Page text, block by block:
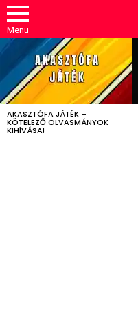
Menu
LATEST
STORIES
AKASZTÓFA JÁTÉK –
KÖTELEZŐ OLVASMÁNYOK
KIHÍVÁSA!